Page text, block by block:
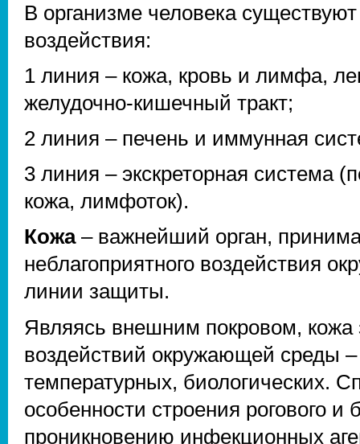
В организме человека
воздействия:
1 линия – кожа, кровь и лимфа,
желудочно-кишечный тракт;
2 линия – печень и иммунная
3 линия – экскреторная система
кожа, лимфоток).
Кожа – важнейший орган,
неблагоприятного воздействия
линии защиты.
Являясь внешним покровом,
воздействий окружающей среды
температурных, биологических.
особенности строения рогового
проникновению инфекционных